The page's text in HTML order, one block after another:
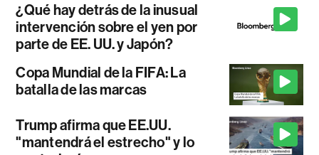
¿Qué hay detrás de la inusual
intervención sobre el yen por
parte de EE. UU. y Japón?
Copa Mundial de la FIFA: La
batalla de las marcas
Trump afirma que EE.UU.
"mantendrá el estrecho" y lo